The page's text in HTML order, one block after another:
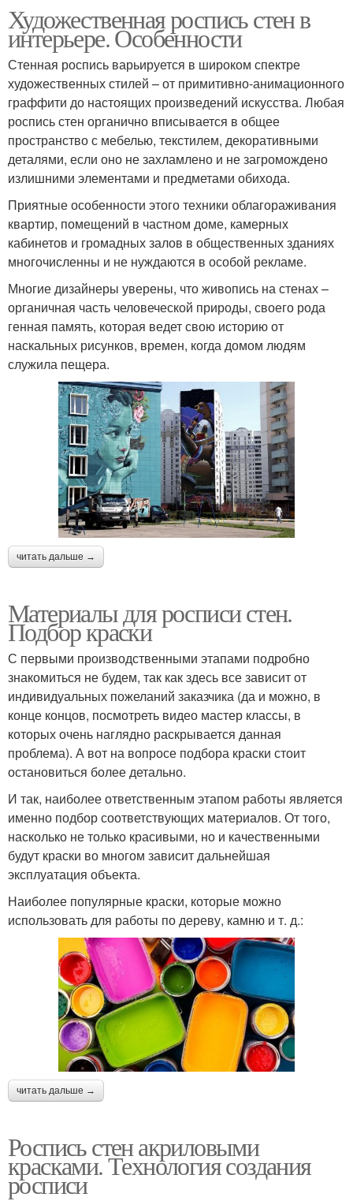
Художественная роспись стен в
интерьере. Особенности
Стенная роспись варьируется в широком спектре
художественных стилей – от примитивно-анимационного
граффити до настоящих произведений искусства. Любая
роспись стен органично вписывается в общее
пространство с мебелью, текстилем, декоративными
деталями, если оно не захламлено и не загромождено
излишними элементами и предметами обихода.
Приятные особенности этого техники облагораживания
квартир, помещений в частном доме, камерных
кабинетов и громадных залов в общественных зданиях
многочисленны и не нуждаются в особой рекламе.
Многие дизайнеры уверены, что живопись на стенах –
органичная часть человеческой природы, своего рода
генная память, которая ведет свою историю от
наскальных рисунков, времен, когда домом людям
служила пещера.
читать дальше →
Материалы для росписи стен.
Подбор краски
С первыми производственными этапами подробно
знакомиться не будем, так как здесь все зависит от
индивидуальных пожеланий заказчика (да и можно, в
конце концов, посмотреть видео мастер классы, в
которых очень наглядно раскрывается данная
проблема). А вот на вопросе подбора краски стоит
остановиться более детально.
И так, наиболее ответственным этапом работы является
именно подбор соответствующих материалов. От того,
насколько не только красивыми, но и качественными
будут краски во многом зависит дальнейшая
эксплуатация объекта.
Наиболее популярные краски, которые можно
использовать для работы по дереву, камню и т. д.:
читать дальше →
Роспись стен акриловыми
красками. Технология создания
росписи